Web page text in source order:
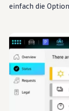
einfach die